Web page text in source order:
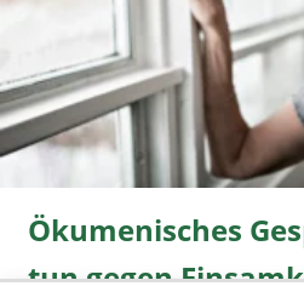
Ökumenisches
tun gegen